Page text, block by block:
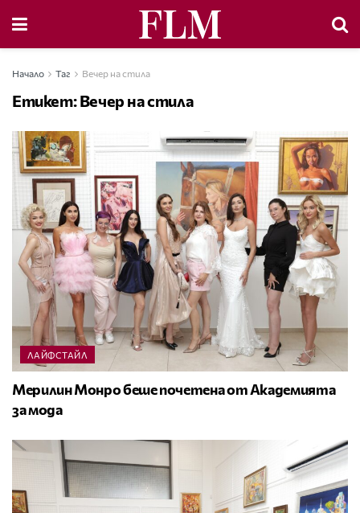
Начало Таг Вечер на стила
Етикет:Вечер на стила
ЛАЙФСТАЙЛ
Мерилин Монро беше почетена от Академията
за мода